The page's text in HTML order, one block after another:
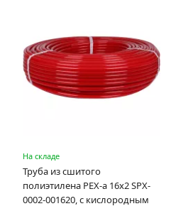
На складе
Труба из сшитого
полиэтилена PEX-a 16х2 SPX-
0002-001620, с кислородным